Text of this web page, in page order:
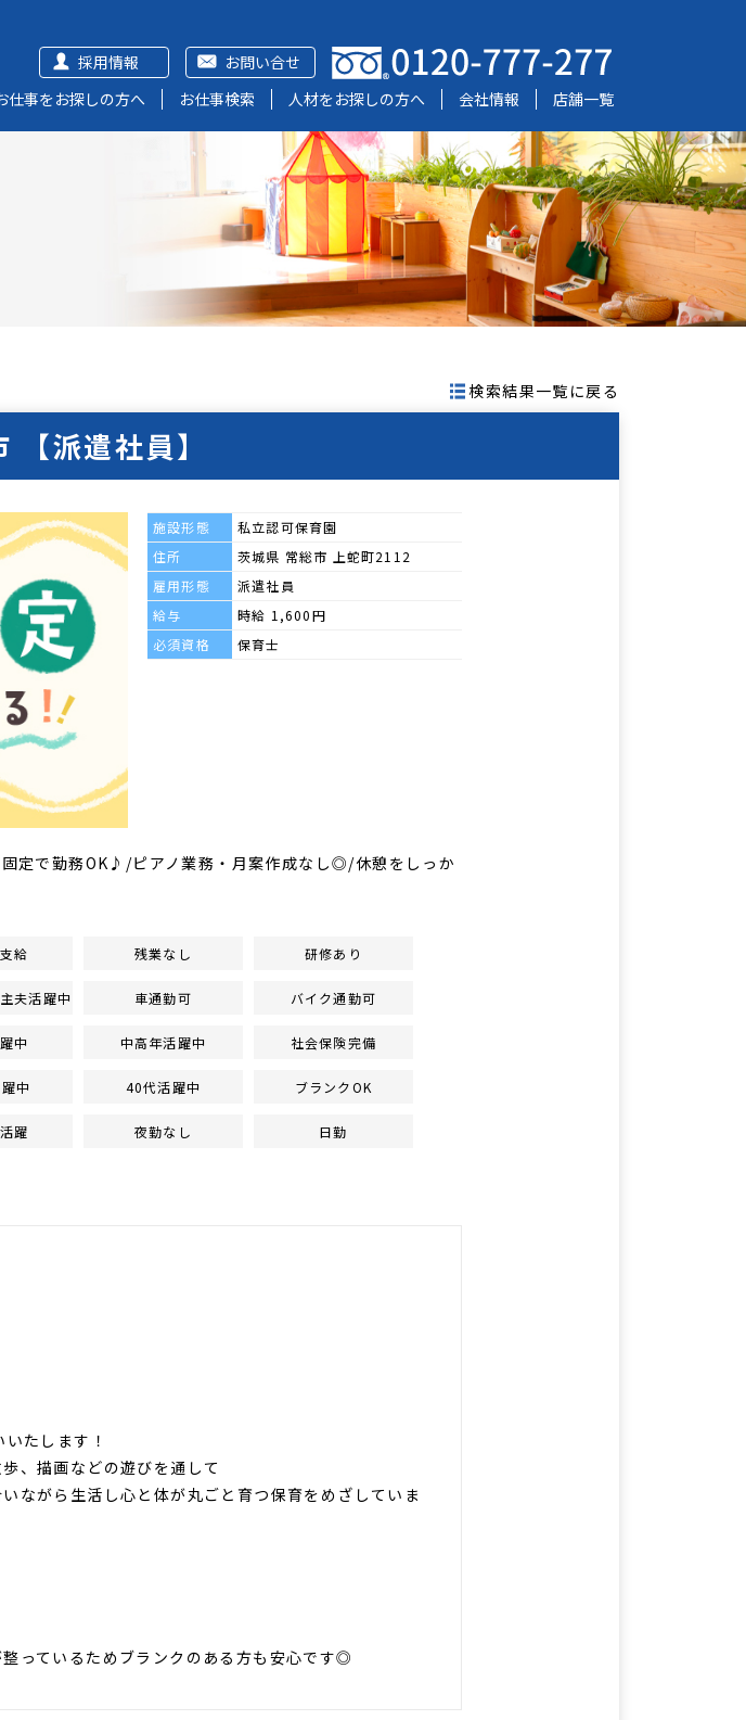
お問い合せ
採用情報
仕事をお探しの方へ
お仕事検索 人材をお探しの方へ 会社情報 店舗一覧
検索結果一覧に戻る
【派遣社員】
施設形態
私立認可保育園
住所
茨城県 常総市 上蛇町2112
雇用形態
派遣社員
給与
時給 1,600円
必須資格
保育士
定で勤務OK♪/ピアノ業務・月案作成なし◎/休憩をしっか
給 残業なし 研修あり
夫活躍中 車通勤可 バイク通勤可
中 中高年活躍中 社会保険完備
中 40代活躍中 ブランクOK
躍 夜勤なし 日勤
たします！
、描画などの遊びを通して
ながら生活し心と体が丸ごと育つ保育をめざしていま
っているためブランクのある方も安心です◎